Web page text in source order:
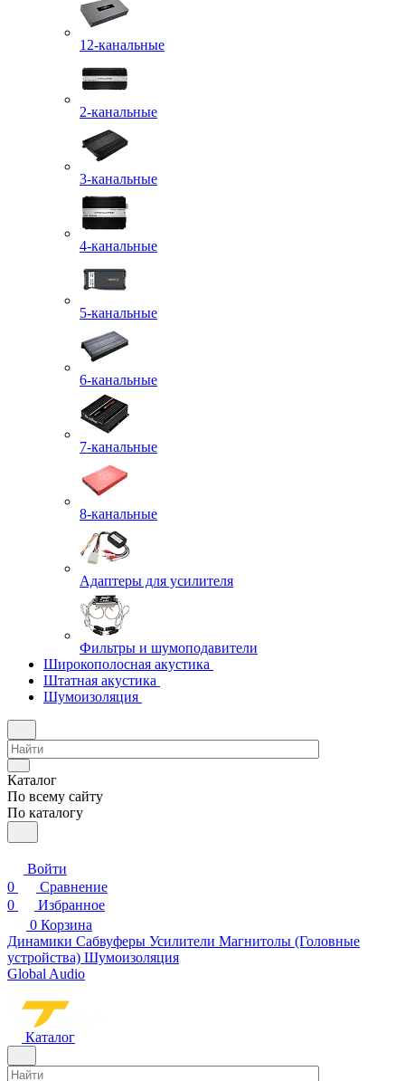
12-канальные
2-канальные
3-канальные
4-канальные
5-канальные
6-канальные
7-канальные
8-канальные
Адаптеры для усилителя
Фильтры и шумоподавители
Широкополосная акустика
Штатная акустика
Шумоизоляция
Каталог
По всему сайту
По каталогу
Войти
0
Сравнение
0
Избранное
0 Корзина
Динамики Сабвуферы Усилители Магнитолы (Головные
устройства) Шумоизоляция
Global Audio
Каталог